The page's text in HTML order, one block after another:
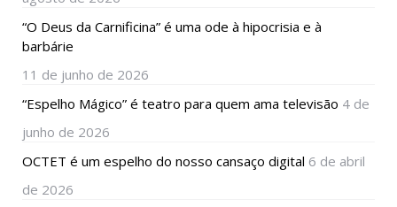
“O Deus da Carnificina” é uma ode à hipocrisia e à
barbárie
11 de junho de 2026
“Espelho Mágico” é teatro para quem ama televisão 4 de
junho de 2026
OCTET é um espelho do nosso cansaço digital 6 de abril
de 2026